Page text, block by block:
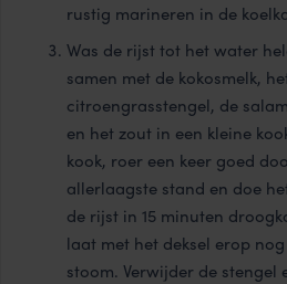
rustig marineren in de
Was de rijst tot het water
samen met de kokosmelk,
citroengrasstengel, de
en het zout in een kleine
kook, roer een keer goed
allerlaagste stand en doe
de rijst in 15 minuten
laat met het deksel erop
stoom. Verwijder de stengel